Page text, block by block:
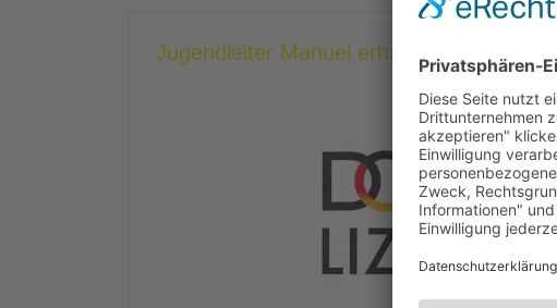
Jugendleiter Manuel erhält DOSB Lizenz